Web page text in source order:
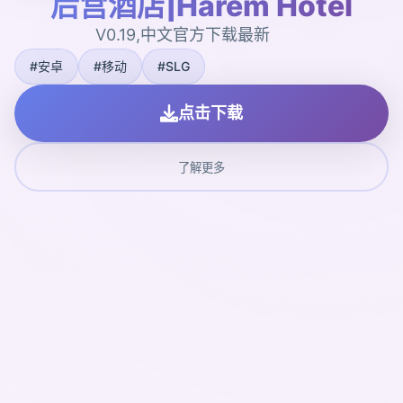
V0.19,中文官方下载最新
#安卓 #移动 #SLG
点击下载
了解更多